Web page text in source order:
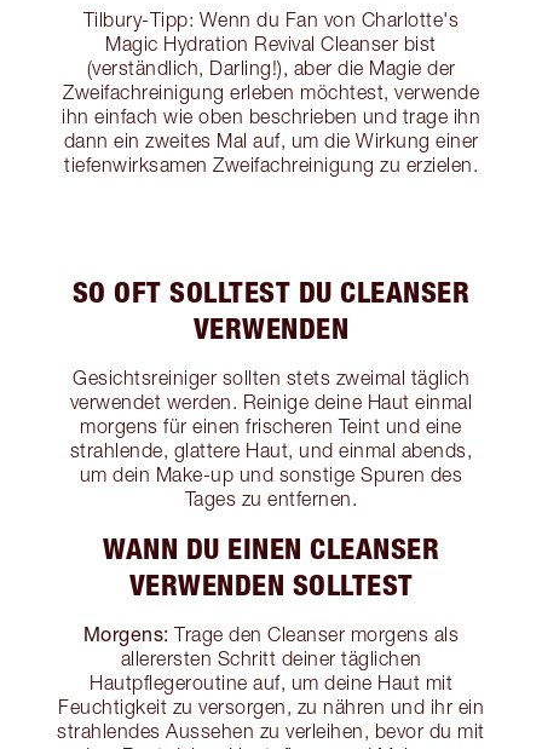
Tilbury-Tipp: Wenn du Fan von Charlotte's
Magic Hydration Revival Cleanser bist
(verständlich, Darling!), aber die Magie der
Zweifachreinigung erleben möchtest, verwende
ihn einfach wie oben beschrieben und trage ihn
dann ein zweites Mal auf, um die Wirkung einer
tiefenwirksamen Zweifachreinigung zu erzielen.
SO OFT SOLLTEST DU CLEANSER
VERWENDEN
Gesichtsreiniger sollten stets zweimal täglich
verwendet werden. Reinige deine Haut einmal
morgens für einen frischeren Teint und eine
strahlende, glattere Haut, und einmal abends,
um dein Make-up und sonstige Spuren des
Tages zu entfernen.
WANN DU EINEN CLEANSER
VERWENDEN SOLLTEST
Morgens: Trage den Cleanser morgens als
allerersten Schritt deiner täglichen
Hautpflegeroutine auf, um deine Haut mit
Feuchtigkeit zu versorgen, zu nähren und ihr ein
strahlendes Aussehen zu verleihen, bevor du mit